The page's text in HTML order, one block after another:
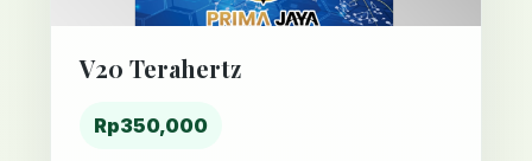
V20 Terahertz
Rp350,000